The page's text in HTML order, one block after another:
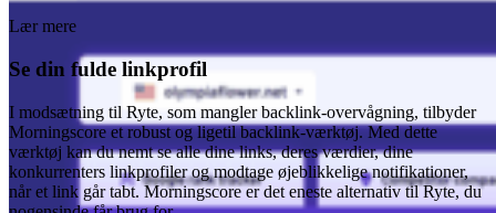
Lær mere
Se din fulde linkprofil
I modsætning til Ryte, som mangler backlink-overvågning, tilbyder
Morningscore et robust og ligetil backlink-værktøj. Med dette
værktøj kan du nemt se alle dine links, deres værdier, dine
konkurrenters linkprofiler og modtage øjeblikkelige notifikationer,
når et link går tabt. Morningscore er det eneste alternativ til Ryte, du